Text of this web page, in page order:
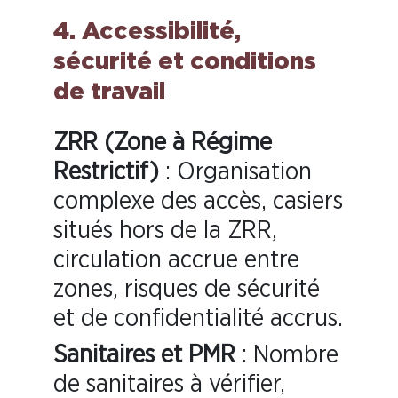
4. Accessibilité,
sécurité et conditions
de travail
ZRR (Zone à Régime
Restrictif) : Organisation
complexe des accès, casiers
situés hors de la ZRR,
circulation accrue entre
zones, risques de sécurité
et de confidentialité accrus.
Sanitaires et PMR : Nombre
de sanitaires à vérifier,